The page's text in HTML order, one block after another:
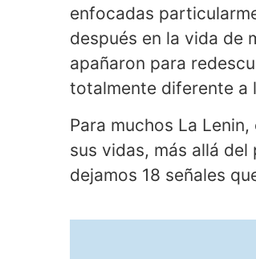
enfocadas
después en la vida de
apañaron para
totalmente diferente a
Para muchos La
sus vidas, más allá
dejamos 18 señales